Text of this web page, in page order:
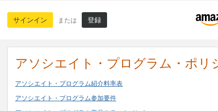
サインイン または 登録
アソシエイト・プログラム・ポリ
アソシエイト・プログラム紹介料率表
アソシエイト・プログラム参加要件